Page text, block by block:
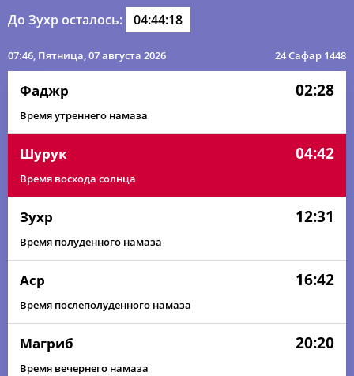
До Зухр осталось: 04:44:18
07:46, Пятница, 07 августа 2026 24 Сафар 1448
Фаджр 02:28
Время утреннего намаза
Шурук 04:42
Время восхода солнца
Зухр 12:31
Время полуденного намаза
Аср 16:42
Время послеполуденного намаза
Магриб 20:20
Время вечернего намаза